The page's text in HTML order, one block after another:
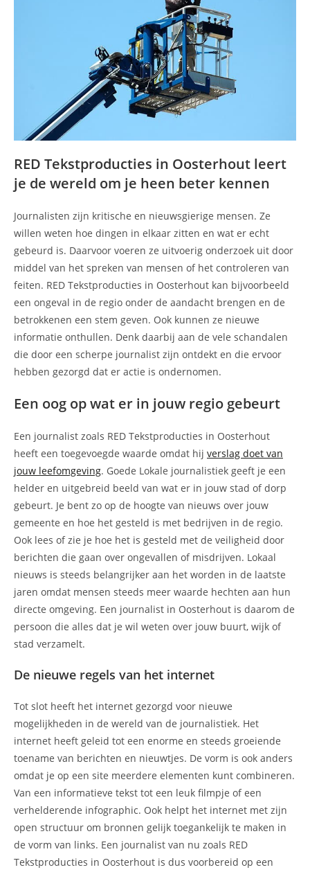
RED Tekstproducties in Oosterhout leert
je de wereld om je heen beter kennen
Journalisten zijn kritische en nieuwsgierige mensen. Ze
willen weten hoe dingen in elkaar zitten en wat er echt
gebeurd is. Daarvoor voeren ze uitvoerig onderzoek uit door
middel van het spreken van mensen of het controleren van
feiten. RED Tekstproducties in Oosterhout kan bijvoorbeeld
een ongeval in de regio onder de aandacht brengen en de
betrokkenen een stem geven. Ook kunnen ze nieuwe
informatie onthullen. Denk daarbij aan de vele schandalen
die door een scherpe journalist zijn ontdekt en die ervoor
hebben gezorgd dat er actie is ondernomen.
Een oog op wat er in jouw regio gebeurt
Een journalist zoals RED Tekstproducties in Oosterhout
heeft een toegevoegde waarde omdat hij verslag doet van
jouw leefomgeving. Goede Lokale journalistiek geeft je een
helder en uitgebreid beeld van wat er in jouw stad of dorp
gebeurt. Je bent zo op de hoogte van nieuws over jouw
gemeente en hoe het gesteld is met bedrijven in de regio.
Ook lees of zie je hoe het is gesteld met de veiligheid door
berichten die gaan over ongevallen of misdrijven. Lokaal
nieuws is steeds belangrijker aan het worden in de laatste
jaren omdat mensen steeds meer waarde hechten aan hun
directe omgeving. Een journalist in Oosterhout is daarom de
persoon die alles dat je wil weten over jouw buurt, wijk of
stad verzamelt.
De nieuwe regels van het internet
Tot slot heeft het internet gezorgd voor nieuwe
mogelijkheden in de wereld van de journalistiek. Het
internet heeft geleid tot een enorme en steeds groeiende
toename van berichten en nieuwtjes. De vorm is ook anders
omdat je op een site meerdere elementen kunt combineren.
Van een informatieve tekst tot een leuk filmpje of een
verhelderende infographic. Ook helpt het internet met zijn
open structuur om bronnen gelijk toegankelijk te maken in
de vorm van links. Een journalist van nu zoals RED
Tekstproducties in Oosterhout is dus voorbereid op een